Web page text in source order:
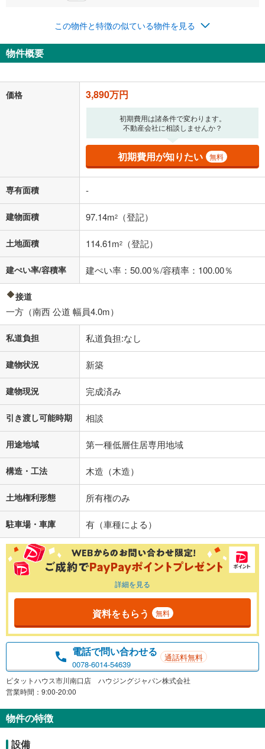
0円
年2回払いを想定しています。毎月の返済額に加えて、ボー
ナス時の増額分（1回分）を入力してください。
月々の返済額 100,978円/月
「金利」については、ご利用を予定されている金融機関等にご確認の
上、ご自身での入力をお願いいたします。初期設定で自動入力されてい
る値は、実際の金融機関等における貸出金利とは何ら関係がなく、実際
の金融機関等における貸出金利を何ら保証するものではありません。返
済方法「元利均等返済」にて算出しております。入力された金利を35年
その他月額費用や、初期費用がかかります。ご注意ください。実際にお
借り入れの際は各金融機関等に、必ずご自身でご確認をお願いいたしま
す。
条件によってお借り入れができないことがあります。
不動産会社に購入相談をする
閉じる
この物件と特徴の似ている物件を見る
物件概要
価格 3,890万円
初期費用は諸条件で変わります。
不動産会社に相談しませんか？
初期費用が知りたい 無料
専有面積 -
建物面積 97.14m2 （登記）
土地面積 114.61m2 （登記）
建ぺい率/容積率 建ぺい率：50.00％/容積率：100.00％
接道
一方（南西 公道 幅員4.0m）
私道負担 私道負担:なし
建物状況 新築
建物現況 完成済み
引き渡し可能時期 相談
用途地域 第一種低層住居専用地域
構造・工法 木造（木造）
土地権利形態 所有権のみ
駐車場・車庫 有（車種による）
詳細を見る
資料をもらう 無料
電話で問い合わせる
0078-6014-54639
通話料無料
ピタットハウス市川南口店 ハウジングジャパン株式会社
営業時間：9:00-20:00
物件の特徴
設備